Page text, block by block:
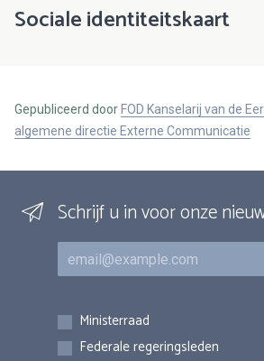
Sociale identiteitskaart
Gepubliceerd door FOD Kanselarij van de
algemene directie Externe Communicatie
Schrijf u in voor onze
E-mail
Inschrijvingen
Ministerraad
Federale regeringsleden